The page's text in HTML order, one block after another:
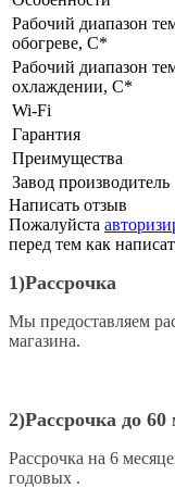
Рабочий диапазон
обогреве, C*
Рабочий диапазон
охлаждении, С*
Wi-Fi
Гарантия
Преимущества
Завод производитель
Написать отзыв
Пожалуйста
перед тем как
1) Рассрочка
Мы предоставляем
магазина.
2)Рассрочка до 60
Рассрочка на 6
годовых .